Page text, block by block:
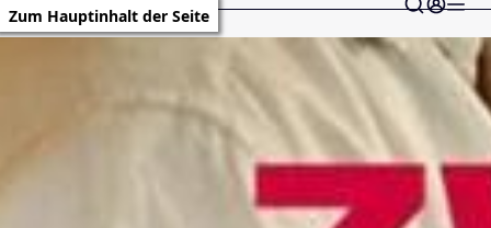
Zum Hauptinhalt der Seite